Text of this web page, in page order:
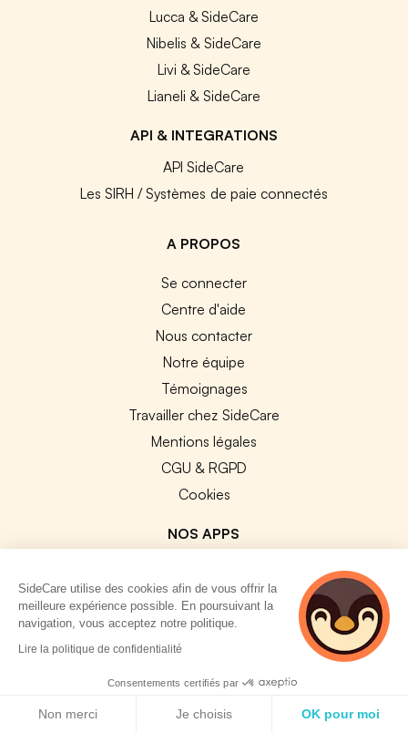
Lucca & SideCare
Nibelis & SideCare
Livi & SideCare
Lianeli & SideCare
API & INTEGRATIONS
API SideCare
Les SIRH / Systèmes de paie connectés
A PROPOS
Se connecter
Centre d'aide
Nous contacter
Notre équipe
Témoignages
Travailler chez SideCare
Mentions légales
CGU & RGPD
Cookies
NOS APPS
Google Play
SideCare utilise des cookies afin de vous offrir la
meilleure expérience possible. En poursuivant la
navigation, vous acceptez notre politique.
Lire la politique de confidentialité
Consentements certifiés par
Non merci Je choisis OK pour moi
5 personnes
consultent
actuellement cette